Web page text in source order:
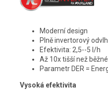
Moderní design
Plně invertorový
Efektivita: 2,5--5 l/h
Až 10x tišší než
Parametr DER =
Vysoká efektivita